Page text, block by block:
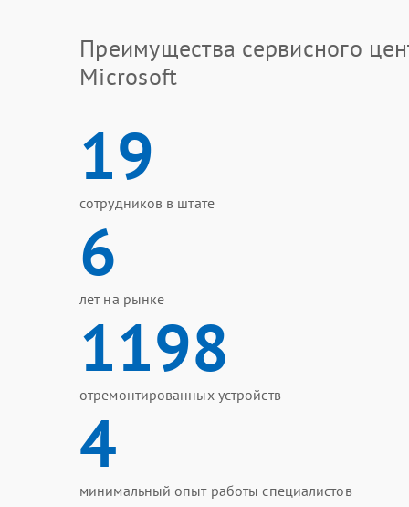
Преимущества сервисного
Microsoft
19
сотрудников в штате
6
лет на рынке
1198
отремонтированных устройств
4
минимальный опыт работы специалистов